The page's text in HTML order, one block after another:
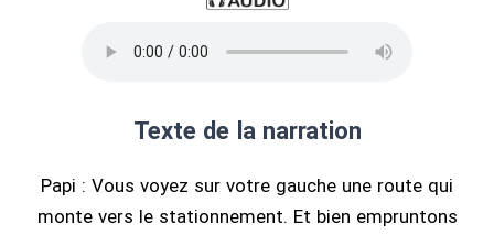
Texte de la narration
Papi : Vous voyez sur votre gauche une route qui
monte vers le stationnement. Et bien empruntons